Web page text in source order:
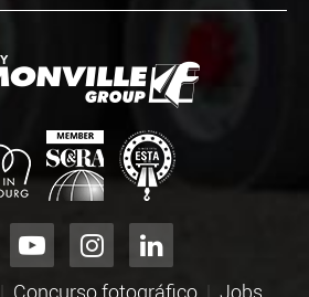
Concurso fotográfico Jobs